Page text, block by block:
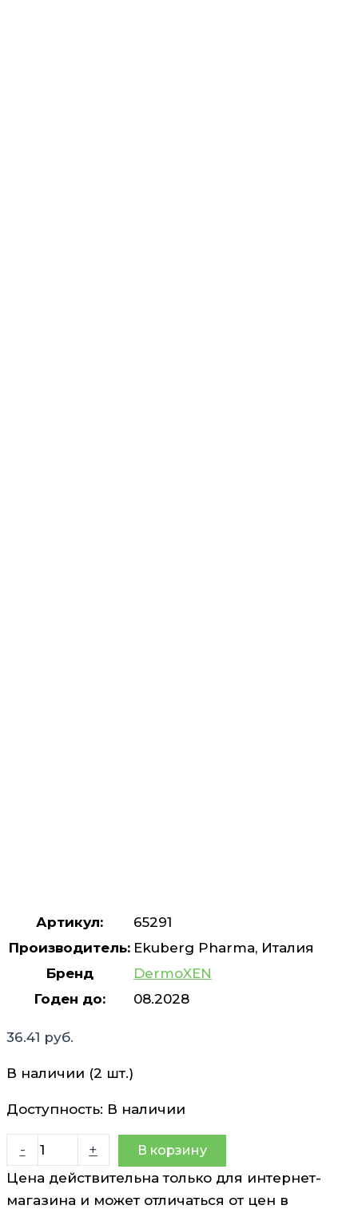
Артикул:
65291
Производитель: Ekuberg Pharma, Италия
Бренд
DermoXEN
Годен до:
08.2028
36.41 руб.
В наличии (2 шт.)
Доступность: В наличии
-
Количество
товара
Dermoxen
+ В корзину
Цена действительна только для интернет-
магазина и может отличаться от цен в